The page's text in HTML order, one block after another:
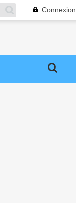
Connexion